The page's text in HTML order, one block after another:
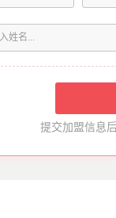
提交加盟信息